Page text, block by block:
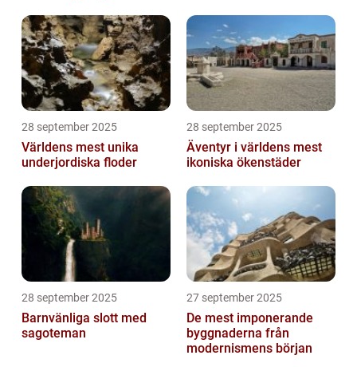
28 september 2025
Världens mest unika
underjordiska floder
28 september 2025
Äventyr i världens mest
ikoniska ökenstäder
28 september 2025
Barnvänliga slott med
sagoteman
27 september 2025
De mest imponerande
byggnaderna från
modernismens början